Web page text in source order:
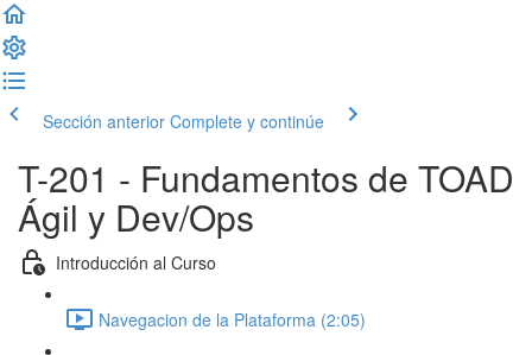
Sección anterior Complete y continúe
T-201 - Fundamentos de TOAD
Ágil y Dev/Ops
Introducción al Curso
Navegacion de la Plataforma (2:05)